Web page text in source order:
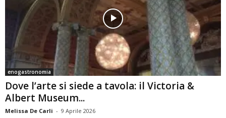
enogastronomia
Dove l’arte si siede a tavola: il Victoria &
Albert Museum...
Melissa De Carli - 9 Aprile 2026